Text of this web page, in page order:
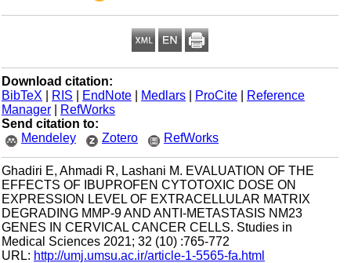
Download citation:
BibTeX
| RIS |EndNote |Medlars |ProCite |Reference
Manager
|RefWorks
Send citation to:
Mendeley
Zotero RefWorks
Ghadiri E, Ahmadi R, Lashani M. EVALUATION OF THE
EFFECTS OF IBUPROFEN CYTOTOXIC DOSE ON
EXPRESSION LEVEL OF EXTRACELLULAR MATRIX
DEGRADING MMP-9 AND ANTI-METASTASIS NM23
GENES IN CERVICAL CANCER CELLS. Studies in
Medical Sciences 2021; 32 (10) :765-772
URL:http://umj.umsu.ac.ir/article-1-5565-fa.html